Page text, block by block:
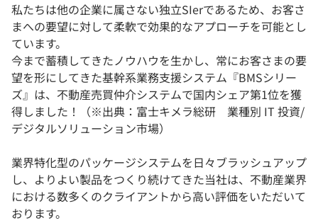
私たちは他の企業に属さない独立SIerであるため、お客さ
まへの要望に対して柔軟で効果的なアプローチを可能とし
ています。
今まで蓄積してきたノウハウを生かし、常にお客さまの要
望を形にしてきた基幹系業務支援システム『BMSシリー
ズ』は、不動産売買仲介システムで国内シェア第1位を獲
得しました！（※出典：富士キメラ総研 業種別 IT 投資/
デジタルソリューション市場）
業界特化型のパッケージシステムを日々ブラッシュアップ
し、よりよい製品をつくり続けてきた当社は、不動産業界
における数多くのクライアントから高い評価をいただいて
おります。